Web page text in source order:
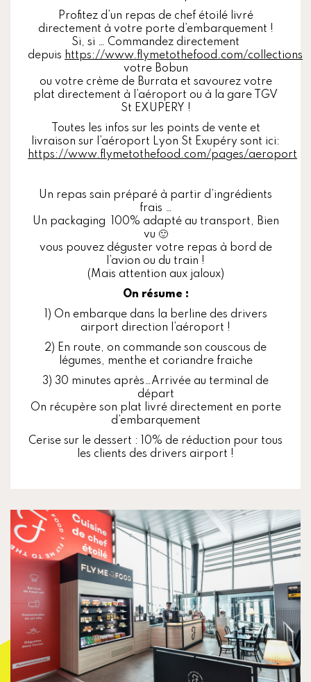
Profitez d’un repas de chef étoilé livré
directement à votre porte d’embarquement !
Si, si … Commandez directement
depuis https://www.flymetothefood.com/collections
votre Bobun
ou votre crème de Burrata et savourez votre
plat directement à l’aéroport ou à la gare TGV
St EXUPERY !
Toutes les infos sur les points de vente et
livraison sur l’aéroport Lyon St Exupéry sont ici:
https://www.flymetothefood.com/pages/aeroport
Un repas sain préparé à partir d’ingrédients
frais …
Un packaging 100% adapté au transport, Bien
vu 🙂
vous pouvez déguster votre repas à bord de
l’avion ou du train !
(Mais attention aux jaloux)
On résume :
1) On embarque dans la berline des drivers
airport direction l’aéroport !
2) En route, on commande son couscous de
légumes, menthe et coriandre fraiche
3) 30 minutes après…Arrivée au terminal de
départ
On récupère son plat livré directement en porte
d’embarquement
Cerise sur le dessert : 10% de réduction pour tous
les clients des drivers airport !